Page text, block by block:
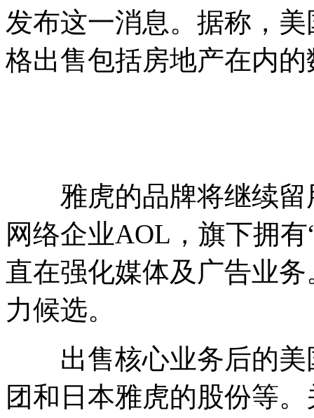
发布这一消息。据称，
格出售包括房地产在内
雅虎的品牌将继续留
网络企业AOL，旗下拥有
直在强化媒体及广告业
力候选。
出售核心业务后的美
团和日本雅虎的股份等